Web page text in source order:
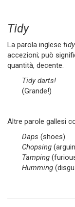
Tidy
La parola inglese tidy
accezioni; può
quantità, decente.
Tidy darts!
(Grande!)
Altre parole gallesi
Daps (shoes)
Chopsing
Tamping
Humming